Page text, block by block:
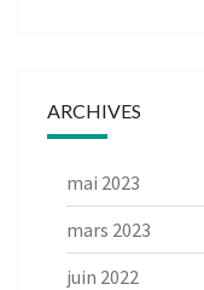
ARCHIVES
mai 2023
mars 2023
juin 2022